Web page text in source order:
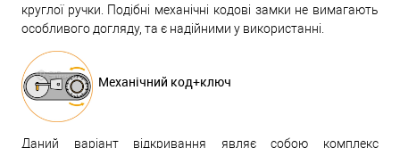
круглої ручки. Подібні механічні кодові замки не вимагають
особливого догляду, та є надійними у використанні.
Механічний код+ключ
Даний варіант відкривання являє собою комплекс